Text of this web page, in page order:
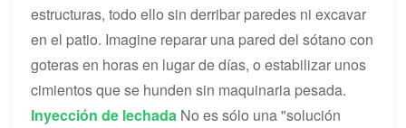
estructuras, todo ello sin derribar paredes ni excavar
en el patio. Imagine reparar una pared del sótano con
goteras en horas en lugar de días, o estabilizar unos
cimientos que se hunden sin maquinaria pesada.
Inyección de lechada No es sólo una "solución